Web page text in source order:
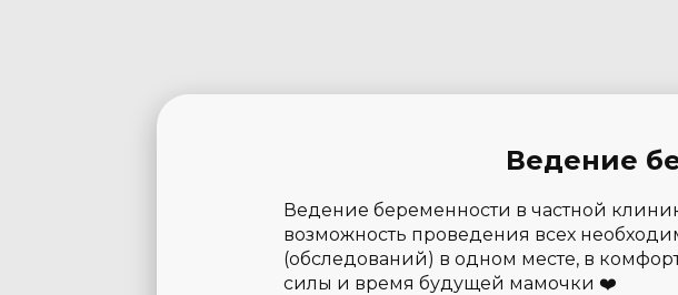
Ведение
Ведение беременности в частной
возможность проведения всех
(обследований) в одном месте, в
силы и время будущей мамочки ❤️